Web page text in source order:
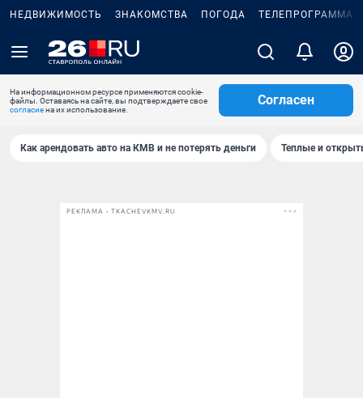
НЕДВИЖИМОСТЬ ЗНАКОМСТВА ПОГОДА ТЕЛЕПРОГРАММА
На информационном ресурсе применяются cookie-
файлы. Оставаясь на сайте, вы подтверждаете свое
согласиена их использование.
Согласен
Как арендовать авто на КМВ и не потерять деньги Теплые и
РЕКЛАМА • TKACHEVKMV.RU